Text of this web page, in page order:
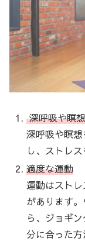
深呼吸や瞑想
深呼吸や瞑
し、ストレ
適度な運動
運動はスト
があります
ら、ジョギ
分に合った方